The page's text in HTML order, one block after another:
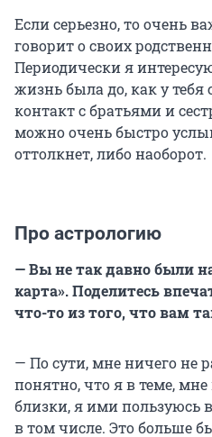
Если серьезно, то очень
говорит о своих
Периодически я
жизнь была до, как у тебя
контакт с братьями и
можно очень быстро
оттолкнет, либо наоборот.
Про астрологию
— Вы не так давно были
карта». Поделитесь
что-то из того, что вам
— По сути, мне ничего не
понятно, что я в теме,
близки, я ими пользуюсь
в том числе. Это больше